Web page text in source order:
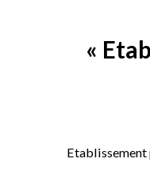
«
Etablissement